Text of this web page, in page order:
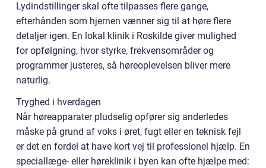
Lydindstillinger skal ofte tilpasses flere gange,
efterhånden som hjernen vænner sig til at høre flere
detaljer igen. En lokal klinik i Roskilde giver mulighed
for opfølgning, hvor styrke, frekvensområder og
programmer justeres, så høreoplevelsen bliver mere
naturlig.
Tryghed i hverdagen
Når høreapparater pludselig opfører sig anderledes
måske på grund af voks i øret, fugt eller en teknisk fejl
er det en fordel at have kort vej til professionel hjælp. En
speciallæge- eller høreklinik i byen kan ofte hjælpe med: